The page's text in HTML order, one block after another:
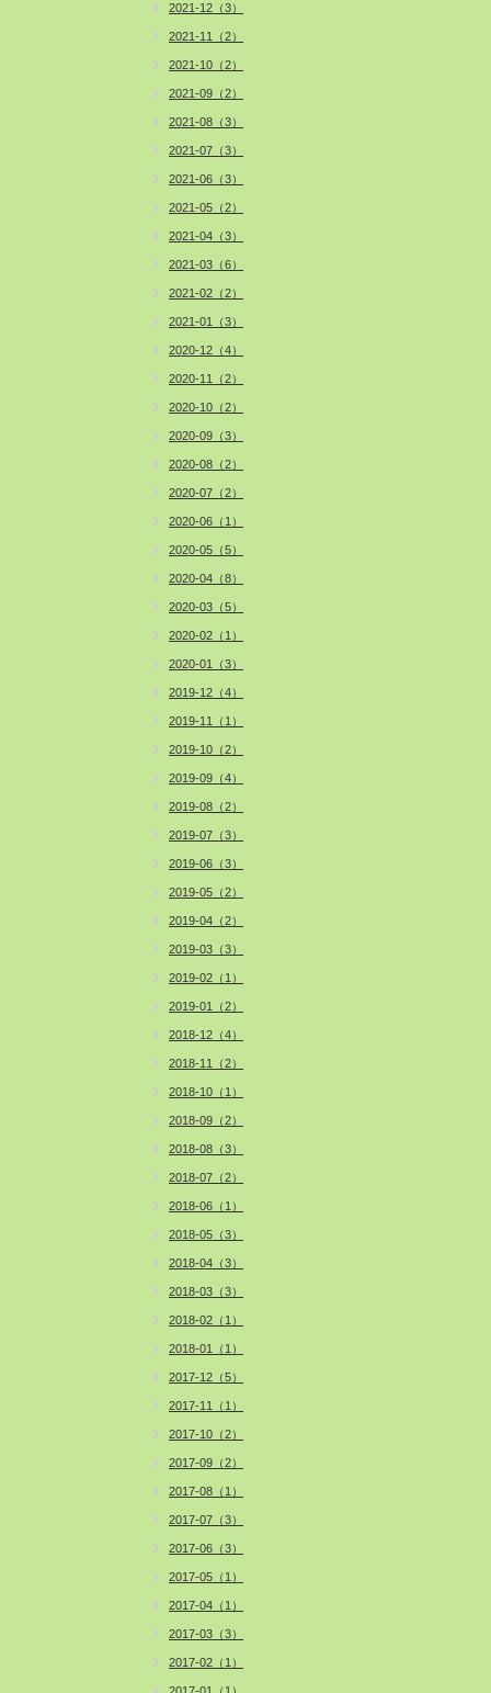
2021-12（3）
2021-11（2）
2021-10（2）
2021-09（2）
2021-08（3）
2021-07（3）
2021-06（3）
2021-05（2）
2021-04（3）
2021-03（6）
2021-02（2）
2021-01（3）
2020-12（4）
2020-11（2）
2020-10（2）
2020-09（3）
2020-08（2）
2020-07（2）
2020-06（1）
2020-05（5）
2020-04（8）
2020-03（5）
2020-02（1）
2020-01（3）
2019-12（4）
2019-11（1）
2019-10（2）
2019-09（4）
2019-08（2）
2019-07（3）
2019-06（3）
2019-05（2）
2019-04（2）
2019-03（3）
2019-02（1）
2019-01（2）
2018-12（4）
2018-11（2）
2018-10（1）
2018-09（2）
2018-08（3）
2018-07（2）
2018-06（1）
2018-05（3）
2018-04（3）
2018-03（3）
2018-02（1）
2018-01（1）
2017-12（5）
2017-11（1）
2017-10（2）
2017-09（2）
2017-08（1）
2017-07（3）
2017-06（3）
2017-05（1）
2017-04（1）
2017-03（3）
2017-02（1）